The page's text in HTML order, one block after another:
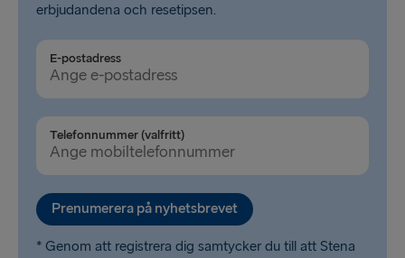
erbjudandena och resetipsen.
E-postadress
Telefonnummer (valfritt)
Prenumerera på nyhetsbrevet
* Genom att registrera dig samtycker du till att Stena